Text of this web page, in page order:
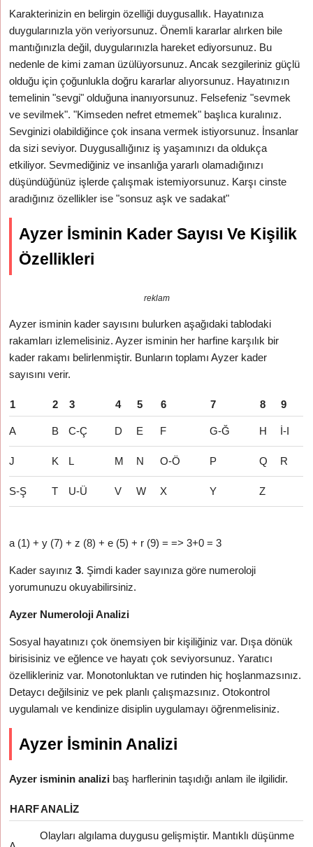
Karakterinizin en belirgin özelliği duygusallık. Hayatınıza
duygularınızla yön veriyorsunuz. Önemli kararlar alırken bile
mantığınızla değil, duygularınızla hareket ediyorsunuz. Bu
nedenle de kimi zaman üzülüyorsunuz. Ancak sezgileriniz güçlü
olduğu için çoğunlukla doğru kararlar alıyorsunuz. Hayatınızın
temelinin "sevgi" olduğuna inanıyorsunuz. Felsefeniz "sevmek
ve sevilmek". "Kimseden nefret etmemek" başlıca kuralınız.
Sevginizi olabildiğince çok insana vermek istiyorsunuz. İnsanlar
da sizi seviyor. Duygusallığınız iş yaşamınızı da oldukça
etkiliyor. Sevmediğiniz ve insanlığa yararlı olamadığınızı
düşündüğünüz işlerde çalışmak istemiyorsunuz. Karşı cinste
aradığınız özellikler ise "sonsuz aşk ve sadakat"
Ayzer İsminin Kader Sayısı Ve Kişilik
Özellikleri
reklam
Ayzer isminin kader sayısını bulurken aşağıdaki tablodaki
rakamları izlemelisiniz. Ayzer isminin her harfine karşılık bir
kader rakamı belirlenmiştir. Bunların toplamı Ayzer kader
sayısını verir.
1 2 3 4 5 6 7 8 9
A B C-Ç D E F G-Ğ H İ-I
J K L M N O-Ö P Q R
S-Ş T U-Ü V W X Y Z
a (1) + y (7) + z (8) + e (5) + r (9) = => 3+0 = 3
Kader sayınız3. Şimdi kader sayınıza göre numeroloji
yorumunuzu okuyabilirsiniz.
Ayzer Numeroloji Analizi
Sosyal hayatınızı çok önemsiyen bir kişiliğiniz var. Dışa dönük
birisisiniz ve eğlence ve hayatı çok seviyorsunuz. Yaratıcı
özellikleriniz var. Monotonluktan ve rutinden hiç hoşlanmazsınız.
Detaycı değilsiniz ve pek planlı çalışmazsınız. Otokontrol
uygulamalı ve kendinize disiplin uygulamayı öğrenmelisiniz.
Ayzer İsminin Analizi
Ayzer isminin analizi baş harflerinin taşıdığı anlam ile ilgilidir.
HARFANALIZ
Olayları algılama duygusu gelişmiştir. Mantıklı düşünme